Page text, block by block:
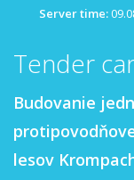
Server time:
Tender
Budovanie
lesov